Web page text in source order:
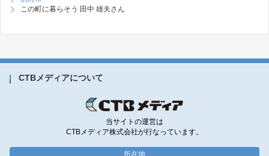
この町に暮らそう 田中 雄夫さん
CTBメディアについて
当サイトの運営は
CTBメディア株式会社が行なっています。